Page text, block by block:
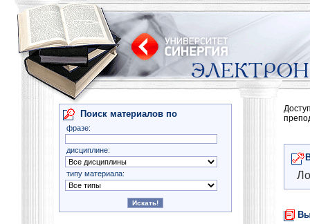
Поиск материалов по
фразе:
дисциплине:
типу материала: